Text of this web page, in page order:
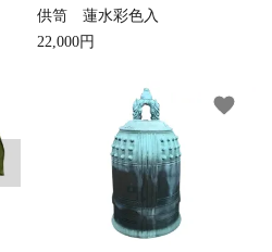
供笥 蓮水彩色入
22,000円
favorite